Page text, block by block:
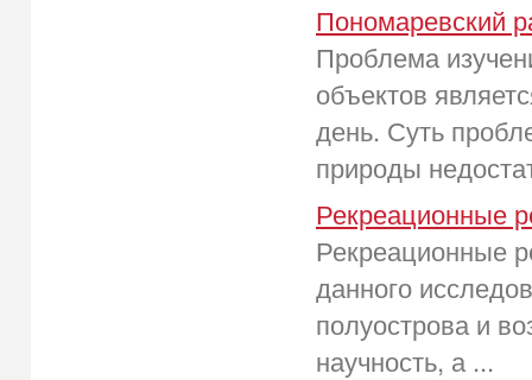
Пономаревский
Проблема
объектов
день. Суть
природы
Рекреационные
Рекреационные
данного
полуострова и
научность, а ...